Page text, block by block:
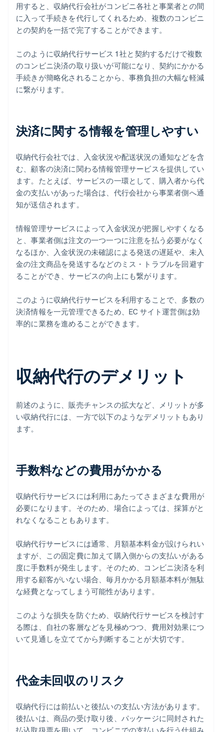
用すると、収納代行会社がコンビニ各社と事業者との間
に入って手続きを代行してくれるため、複数のコンビニ
との契約を一括で完了することができます。
このように収納代行サービス 1 社と契約するだけで複数
のコンビニ決済の取り扱いが可能になり、契約にかかる
手続きが簡略化されることから、事務負担の大幅な軽減
に繋がります。
決済に関する情報を管理しやすい
収納代行会社では、入金状況や配送状況の通知などを含
む、顧客の決済に関わる情報管理サービスを提供してい
ます。たとえば、サービスの一環として、購入者から代
金の支払いがあった場合は、代行会社から事業者側へ通
知が送信されます。
情報管理サービスによって入金状況が把握しやすくなる
と、事業者側は注文の一つ一つに注意を払う必要がなく
なるほか、入金状況の未確認による発送の遅延や、未入
金の注文商品を発送するなどのミス・トラブルを回避す
ることができ、サービスの向上にも繋がります。
このように収納代行サービスを利用することで、多数の
決済情報を一元管理できるため、EC サイト運営側は効
率的に業務を進めることができます。
収納代行のデメリット
前述のように、販売チャンスの拡大など、メリットが多
い収納代行には、一方で以下のようなデメリットもあり
ます。
手数料などの費用がかかる
収納代行サービスには利用にあたってさまざまな費用が
必要になります。そのため、場合によっては、採算がと
れなくなることもあります。
収納代行サービスには通常、月額基本料金が設けられい
ますが、この固定費に加えて購入側からの支払いがある
度に手数料が発生します。そのため、コンビニ決済を利
用する顧客がいない場合、毎月かかる月額基本料が無駄
な経費となってしまう可能性があります。
このような損失を防ぐため、収納代行サービスを検討す
る際は、自社の客層などを見極めつつ、費用対効果につ
いて見通しを立ててから判断することが大切です。
代金未回収のリスク
収納代行には前払いと後払いの支払い方法があります。
後払いは、商品の受け取り後、パッケージに同封された